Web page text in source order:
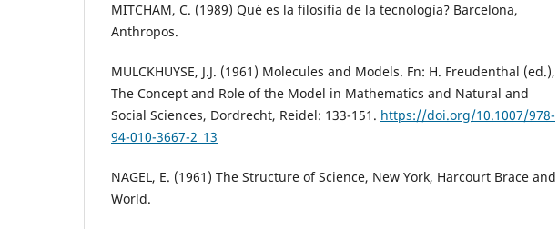
MITCHAM, C. (1989) Qué es la filosifía de la tecnología? Barcelona,
Anthropos.
MULCKHUYSE, J.J. (1961) Molecules and Models. Fn: H. Freudenthal (ed.),
The Concept and Role of the Model in Mathematics and Natural and
Social Sciences, Dordrecht, Reidel: 133-151. https://doi.org/10.1007/978-
94-010-3667-2_13
NAGEL, E. (1961) The Structure of Science, New York, Harcourt Brace and
World.